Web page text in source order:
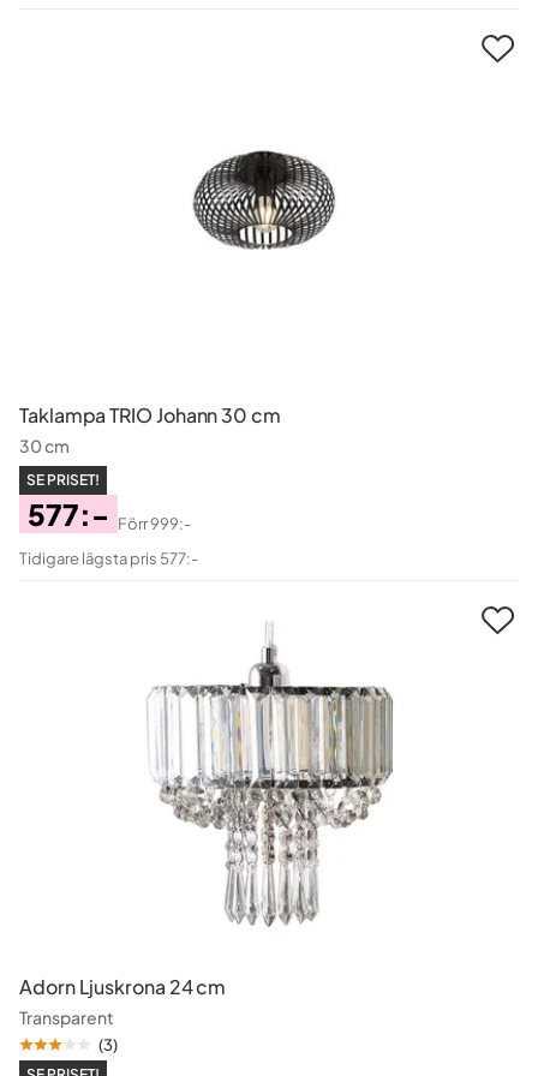
Pris
Taklampa TRIO Johann 30 cm
30 cm
SE PRISET!
Pris
577:-
Original
Pris
Förr999:-
Tidigare lägsta pris 577:-
Adorn Ljuskrona 24 cm
Transparent
(3)